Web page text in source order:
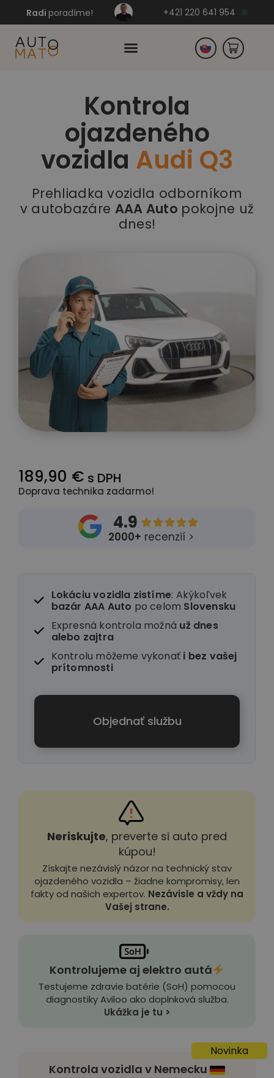
Radi poradíme! +421 220 641 954
Kontrola
ojazdeného
vozidla Audi Q3
Prehliadka vozidla odborníkom
v autobazáre AAA Auto pokojne už
dnes!
189,90 € s DPH
Doprava technika zadarmo!
4.9 
2000+ recenzií >
Lokáciu vozidla zistíme: Akýkoľvek
bazár AAA Auto po celom Slovensku
Expresná kontrola možná už dnes
alebo zajtra
Kontrolu môžeme vykonať i bez vašej
prítomnosti
Objednať službu
Neriskujte, preverte si auto pred
kúpou!
Získajte nezávislý názor na technický stav
ojazdeného vozidla – žiadne kompromisy, len
fakty od našich expertov. Nezávisle a vždy na
Vašej strane.
Kontrolujeme aj elektro autá
Testujeme zdravie batérie (SoH) pomocou
diagnostiky Aviloo ako doplnková služba.
Ukážka je tu >
Novinka
Kontrola vozidla v Nemecku